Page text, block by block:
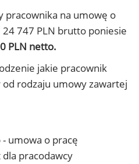
pracownika na umowę o
747 PLN brutto poniesie
PLN netto.
jakie pracownik
rodzaju umowy zawartej
umowa o pracę
pracodawcy